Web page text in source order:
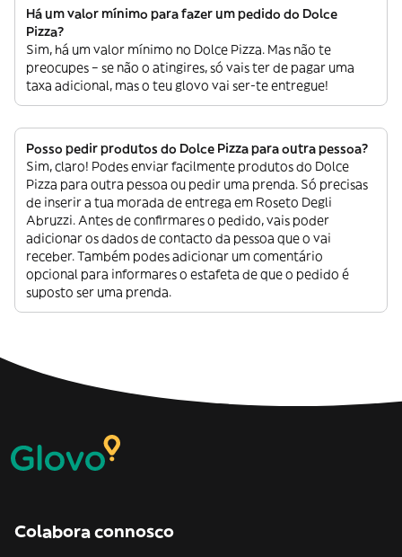
Há um valor mínimo para fazer um pedido do Dolce
Pizza?
Sim, há um valor mínimo no Dolce Pizza. Mas não te
preocupes – se não o atingires, só vais ter de pagar uma
taxa adicional, mas o teu glovo vai ser-te entregue!
Posso pedir produtos do Dolce Pizza para outra pessoa?
Sim, claro! Podes enviar facilmente produtos do Dolce
Pizza para outra pessoa ou pedir uma prenda. Só precisas
de inserir a tua morada de entrega em Roseto Degli
Abruzzi. Antes de confirmares o pedido, vais poder
adicionar os dados de contacto da pessoa que o vai
receber. Também podes adicionar um comentário
opcional para informares o estafeta de que o pedido é
suposto ser uma prenda.
Colabora connosco